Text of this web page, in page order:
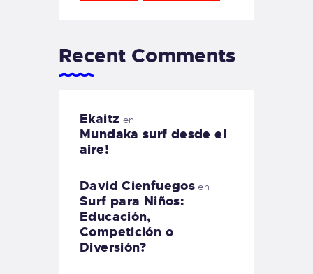
Recent Comments
Ekaitz en
Mundaka surf desde el
aire!
David Cienfuegos en
Surf para Niños:
Educación,
Competición o
Diversión?